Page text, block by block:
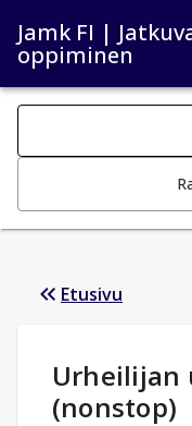
Jamk FI |
oppiminen
Haku
Etusivu
Urheilijan
(nonstop)